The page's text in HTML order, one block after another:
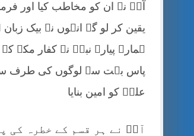
آپؐ نے ان کو مخاطب کیا اور
یقین کر لو گے انہوں نے بیک
ہمارے پیارے نبیؐ نے کفار
پاس بہت سے لوگوں کی طرف سے
علیؓ کو امین بنایا
آپؓ نے ہر قسم کے خطرہ کی